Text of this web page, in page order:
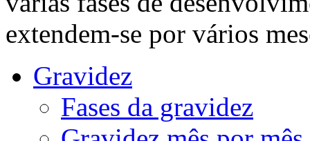
extendem-se por vários
Gravidez
Fases da gravidez